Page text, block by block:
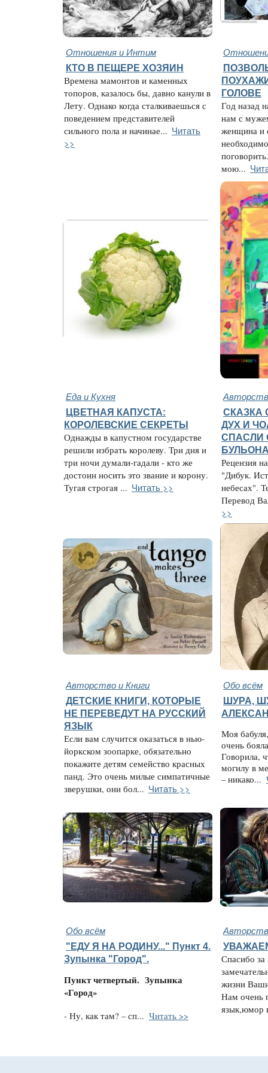
Отношения и Интим
КТО В ПЕЩЕРЕ ХОЗЯИН
Времена мамонтов и каменных
топоров, казалось бы, давно канули в
Лету. Однако когда сталкиваешься с
поведением представителей
сильного пола и начинае... Читать
>>
ГОЛОВЕ
Год назад
нам с
женщина и
мою...
Еда и Кухня
ЦВЕТНАЯ КАПУСТА:
КОРОЛЕВСКИЕ СЕКРЕТЫ
Однажды в капустном государстве
решили избрать королеву. Три дня и
три ночи думали-гадали - кто же
достоин носить это звание и корону.
Тугая строгая ... Читать >>
СКАЗКА
ДУХ И
СПАСЛИ
Рецензия
"Дибук.
небесах".
Перевод
>>
Авторство и Книги Обо всём
ДЕТСКИЕ КНИГИ, КОТОРЫЕ
НЕ ПЕРЕВЕДУТ НА РУССКИЙ
ЯЗЫК
Если вам случится оказаться в нью-
йоркском зоопарке, обязательно
покажите детям семейство красных
панд. Это очень милые симпатичные
зверушки, они бол... Читать >>
ШУРА,
Моя
очень
Говорила,
могилу в
– никако...
Обо всём
"ЕДУ Я НА РОДИНУ..." Пункт 4.
Зупынка "Город".
Пункт четвертый. Зупынка
«Город»
- Ну, как там? – сп... Читать >>
Спасибо
жизни
Нам очень
язык,юмор